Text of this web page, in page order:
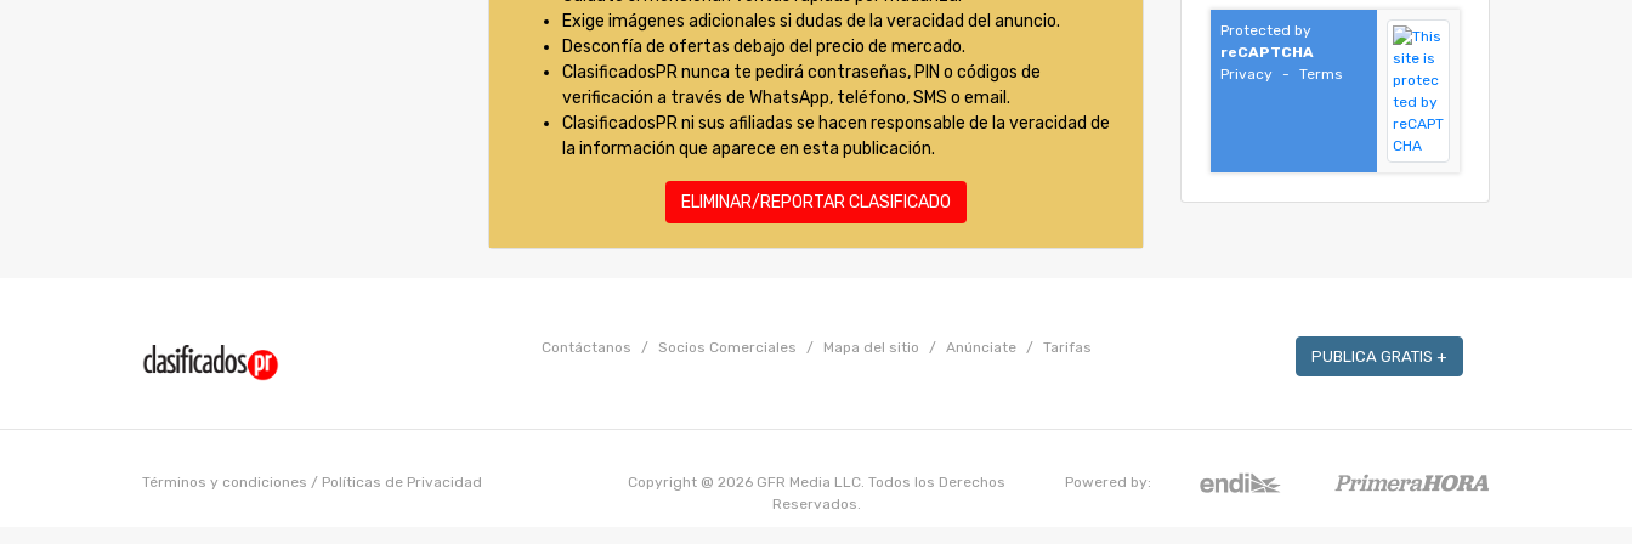
Exige imágenes adicionales si dudas de la veracidad del anuncio.
Desconfía de ofertas debajo del precio de mercado.
ClasificadosPR nunca te pedirá contraseñas, PIN o códigos de
verificación a través de WhatsApp, teléfono, SMS o email.
ClasificadosPR ni sus afiliadas se hacen responsable de la veracidad de
la información que aparece en esta publicación.
ELIMINAR/REPORTAR CLASIFICADO
Protected by
reCAPTCHA
Privacy
- Terms
Contáctanos / Socios Comerciales / Mapa del sitio / Anúnciate / Tarifas PUBLICA GRATIS +
Términos y condiciones / Políticas de Privacidad
Copyright @ 2026 GFR Media LLC. Todos los Derechos
Reservados.
Powered by: